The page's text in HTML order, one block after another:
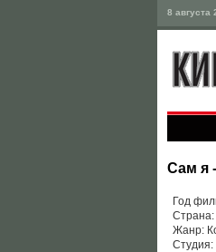
8 августа
Сам я
Год
Страна:
Жанр:
Студия: